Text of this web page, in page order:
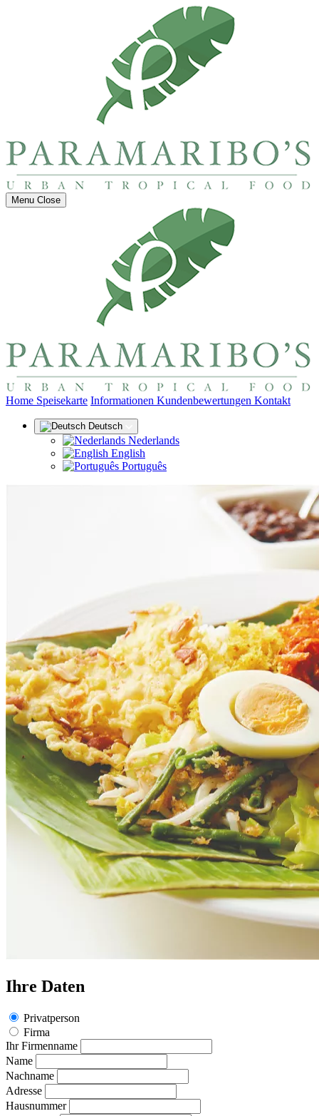
Menu Close
Home (aktuell)
Speisekarte Informationen Kundenbewertungen Kontakt
Deutsch
Nederlands
English
Português
Ihre Daten
Privatperson
Firma
Ihr Firmenname
Name
Nachname
Adresse
Hausnummer